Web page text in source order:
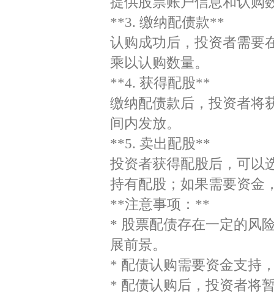
**3. 缴纳配债款**
认购成功后，投资者需要
乘以认购数量。
**4. 获得配股**
缴纳配债款后，投资者将
间内发放。
**5. 卖出配股**
投资者获得配股后，可以
持有配股；如果需要资金
**注意事项：**
* 股票配债存在一定的风
展前景。
* 配债认购需要资金支持
* 配债认购后，投资者将